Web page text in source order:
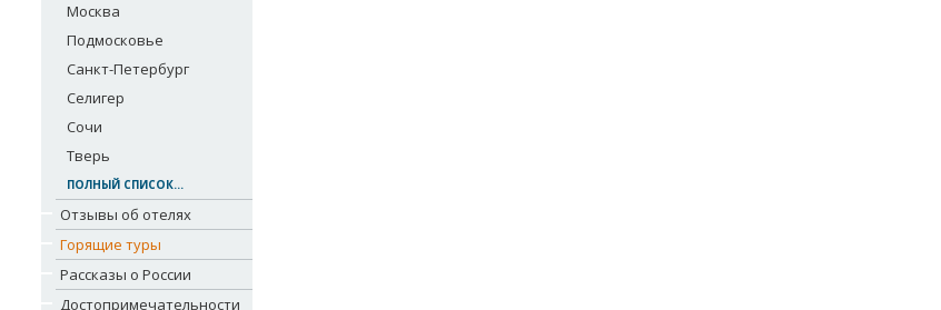
Москва
Подмосковье
Санкт-Петербург
Селигер
Сочи
Тверь
ПОЛНЫЙ СПИСОК...
Отзывы об отелях
Горящие туры
Рассказы о России
Достопримечательности